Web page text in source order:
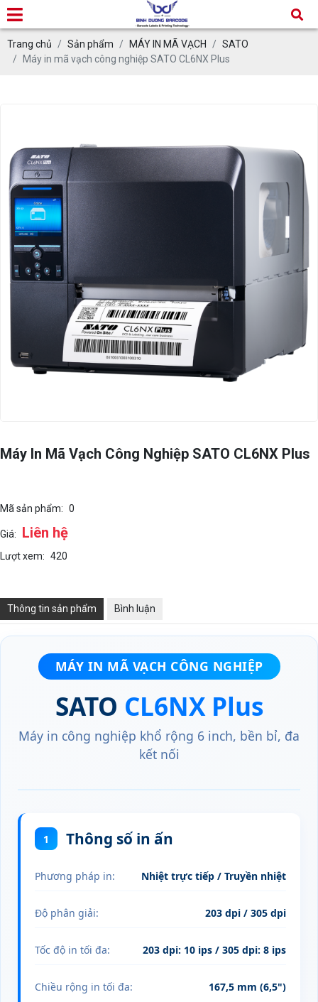
Trang chủ Sản phẩm MÁY IN MÃ VẠCH
SATO
Máy in mã vạch công nghiệp SATO CL6NX Plus
Máy In Mã Vạch Công Nghiệp SATO CL6NX Plus
Mã sản phẩm: 0
Giá: Liên hệ
Lượt xem: 420
Thông tin sản phẩm Bình luận
MÁY IN MÃ VẠCH CÔNG NGHIỆP
SATO CL6NX Plus
Máy in công nghiệp khổ rộng 6 inch, bền bỉ, đa
kết nối
1 Thông số in ấn
Phương pháp in: Nhiệt trực tiếp / Truyền nhiệt
Độ phân giải: 203 dpi / 305 dpi
Tốc độ in tối đa: 203 dpi: 10 ips / 305 dpi: 8 ips
Chiều rộng in tối đa: 167,5 mm (6,5")